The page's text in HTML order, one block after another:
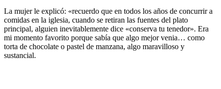
La mujer le explicó: «recuerdo que en todos los años de concurrir a
comidas en la iglesia, cuando se retiran las fuentes del plato
principal, alguien inevitablemente dice «conserva tu tenedor». Era
mi momento favorito porque sabía que algo mejor venia… como
torta de chocolate o pastel de manzana, algo maravilloso y
sustancial.